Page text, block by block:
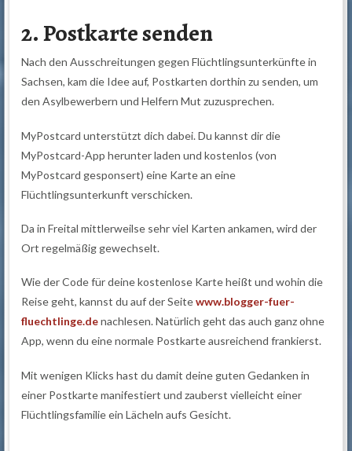
2. Postkarte senden
Nach den Ausschreitungen gegen Flüchtlingsunterkünfte in
Sachsen, kam die Idee auf, Postkarten dorthin zu senden, um
den Asylbewerbern und Helfern Mut zuzusprechen.
MyPostcard unterstützt dich dabei. Du kannst dir die
MyPostcard-App herunter laden und kostenlos (von
MyPostcard gesponsert) eine Karte an eine
Flüchtlingsunterkunft verschicken.
Da in Freital mittlerweilse sehr viel Karten ankamen, wird der
Ort regelmäßig gewechselt.
Wie der Code für deine kostenlose Karte heißt und wohin die
Reise geht, kannst du auf der Seitewww.blogger-fuer-
fluechtlinge.denachlesen. Natürlich geht das auch ganz ohne
App, wenn du eine normale Postkarte ausreichend frankierst.
Mit wenigen Klicks hast du damit deine guten Gedanken in
einer Postkarte manifestiert und zauberst vielleicht einer
Flüchtlingsfamilie ein Lächeln aufs Gesicht.